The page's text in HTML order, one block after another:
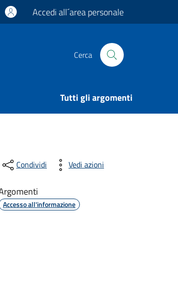
Accedi all´area personale
Cerca
Tutti gli argomenti
Condividi Vedi azioni
Accesso all'informazione